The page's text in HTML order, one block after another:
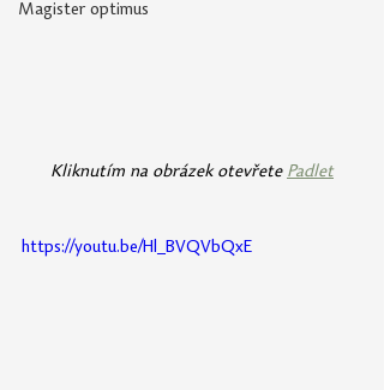
Magister optimus
Kliknutím na obrázek otevřete Padlet
https://youtu.be/Hl_BVQVbQxE